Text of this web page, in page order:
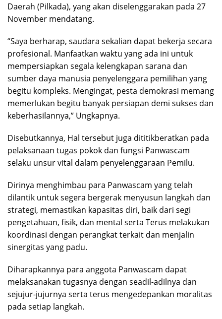
Daerah (Pilkada), yang akan diselenggarakan pada 27
November mendatang.
“Saya berharap, saudara sekalian dapat bekerja secara
profesional. Manfaatkan waktu yang ada ini untuk
mempersiapkan segala kelengkapan sarana dan
sumber daya manusia penyelenggara pemilihan yang
begitu kompleks. Mengingat, pesta demokrasi memang
memerlukan begitu banyak persiapan demi sukses dan
keberhasilannya,” Ungkapnya.
Disebutkannya, Hal tersebut juga dititikberatkan pada
pelaksanaan tugas pokok dan fungsi Panwascam
selaku unsur vital dalam penyelenggaraan Pemilu.
Dirinya menghimbau para Panwascam yang telah
dilantik untuk segera bergerak menyusun langkah dan
strategi, memastikan kapasitas diri, baik dari segi
pengetahuan, fisik, dan mental serta Terus melakukan
koordinasi dengan perangkat terkait dan menjalin
sinergitas yang padu.
Diharapkannya para anggota Panwascam dapat
melaksanakan tugasnya dengan seadil-adilnya dan
sejujur-jujurnya serta terus mengedepankan moralitas
pada setiap langkah.